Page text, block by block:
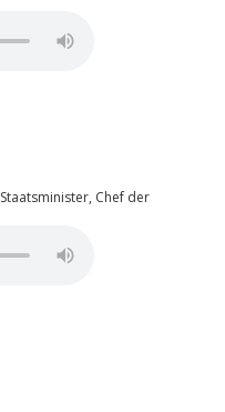
Chef der